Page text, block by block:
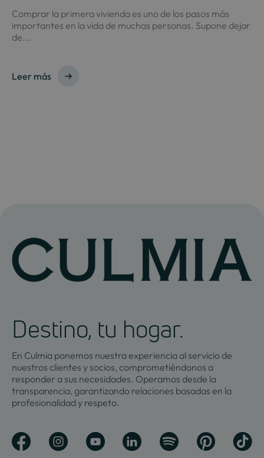
Comprar la primera vivienda es uno de los pasos más
importantes en la vida de muchas personas. Supone dejar
de...
Leer más
Destino, tu hogar.
En Culmia ponemos nuestra experiencia al servicio de
nuestros clientes y socios, comprometiéndonos a
responder a sus necesidades. Operamos desde la
transparencia, garantizando relaciones basadas en la
profesionalidad y respeto.